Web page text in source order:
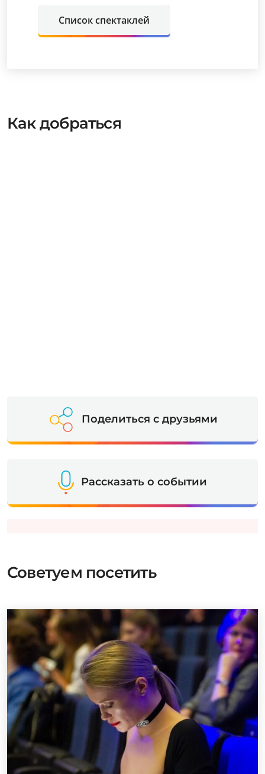
Список спектаклей
Как добраться
Поделиться с друзьями
Рассказать о событии
Советуем посетить